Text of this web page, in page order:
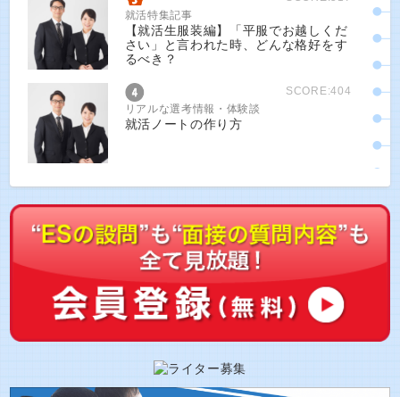
就活特集記事
【就活生服装編】「平服でお越しくだ
さい」と言われた時、どんな格好をす
るべき？
SCORE:404
リアルな選考情報・体験談
就活ノートの作り方